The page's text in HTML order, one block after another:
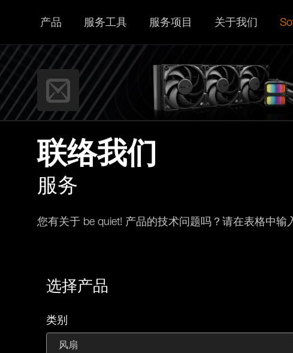
产品 服务工具 服务项目 关于我们
联络我们
服务
您有关于 be quiet! 产品的技术问题吗？请在表格中输
选择产品
类别
风扇